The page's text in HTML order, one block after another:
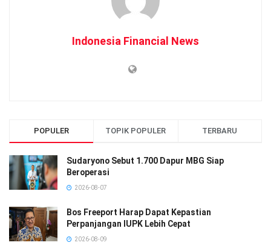
Indonesia Financial News
POPULER TOPIK POPULER TERBARU
Sudaryono Sebut 1.700 Dapur MBG Siap
Beroperasi
2026-08-07
Bos Freeport Harap Dapat Kepastian
Perpanjangan IUPK Lebih Cepat
2026-08-09